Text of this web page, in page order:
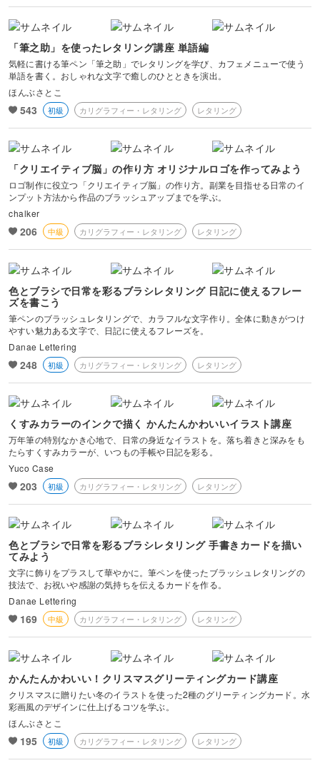
「筆之助」を使ったレタリング講座 単語編
気軽に書ける筆ペン「筆之助」でレタリングを学び、カフェメニューで使う
単語を書く。おしゃれな文字で癒しのひとときを演出。
ほんぶさとこ
543 初級 カリグラフィー・レタリング レタリング
「クリエイティブ脳」の作り方 オリジナルロゴを作ってみよう
ロゴ制作に役立つ「クリエイティブ脳」の作り方。副業を目指せる日常のイ
ンプット方法から作品のブラッシュアップまでを学ぶ。
chalker
206 中級 カリグラフィー・レタリング レタリング
色とブラシで日常を彩るブラシレタリング 日記に使えるフレー
ズを書こう
筆ペンのブラッシュレタリングで、カラフルな文字作り。全体に動きがつけ
やすい魅力ある文字で、日記に使えるフレーズを。
Danae Lettering
248 初級 カリグラフィー・レタリング レタリング
くすみカラーのインクで描く かんたんかわいいイラスト講座
万年筆の特別なかき心地で、日常の身近なイラストを。落ち着きと深みをも
たらすくすみカラーが、いつもの手帳や日記を彩る。
Yuco Case
203 初級 カリグラフィー・レタリング レタリング
色とブラシで日常を彩るブラシレタリング 手書きカードを描い
てみよう
文字に飾りをプラスして華やかに。筆ペンを使ったブラッシュレタリングの
技法で、お祝いや感謝の気持ちを伝えるカードを作る。
Danae Lettering
169 中級 カリグラフィー・レタリング レタリング
かんたんかわいい！クリスマスグリーティングカード講座
クリスマスに贈りたい冬のイラストを使った2種のグリーティングカード。水
彩画風のデザインに仕上げるコツを学ぶ。
ほんぶさとこ
195 初級 カリグラフィー・レタリング レタリング